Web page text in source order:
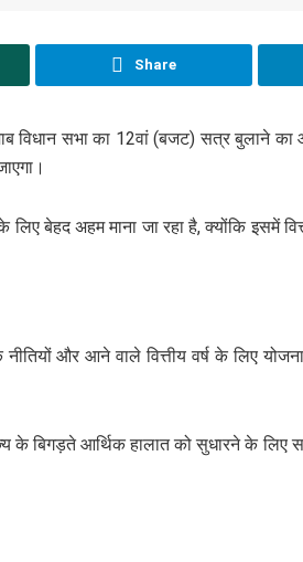
Share
विधान सभा का 12वां (बजट) सत्र बुलाने
लिए बेहद अहम माना जा रहा है, क्योंकि इसमें
और आने वाले वित्तीय वर्ष के लिए
बिगड़ते आर्थिक हालात को सुधारने के लिए